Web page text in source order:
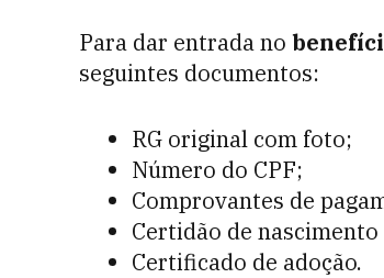
Para dar entrada no
seguintes documentos:
RG original com foto;
Número do CPF;
Comprovantes de
Certidão de
Certificado de adoção.